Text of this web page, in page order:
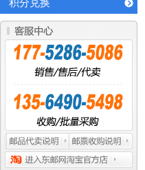
积分兑换